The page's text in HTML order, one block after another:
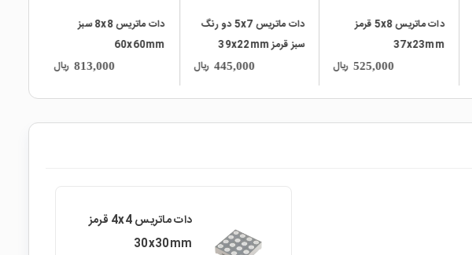
دات ماتریس 5x8 قرمز
37x23mm
525,000 ریال
دات ماتریس 5x7 دو رنگ
سبز قرمز 39x22mm
445,000 ریال
دات ماتریس 8x8 سبز
60x60mm
813,000 ریال
دات ماتریس 4x4 قرمز
30x30mm